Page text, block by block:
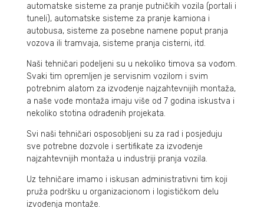
automatske sisteme za pranje putničkih vozila (portali i
tuneli), automatske sisteme za pranje kamiona i
autobusa, sisteme za posebne namene poput pranja
vozova ili tramvaja, sisteme pranja cisterni, itd.
Naši tehničari podeljeni su u nekoliko timova sa vođom.
Svaki tim opremljen je servisnim vozilom i svim
potrebnim alatom za izvođenje najzahtevnijih montaža,
a naše vođe montaža imaju više od 7 godina iskustva i
nekoliko stotina odrađenih projekata.
Svi naši tehničari osposobljeni su za rad i posjeduju
sve potrebne dozvole i sertifikate za izvođenje
najzahtevnijih montaža u industriji pranja vozila.
Uz tehničare imamo i iskusan administrativni tim koji
pruža podršku u organizacionom i logističkom delu
izvođenja montaže.